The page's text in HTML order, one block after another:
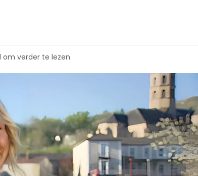
om verder te lezen